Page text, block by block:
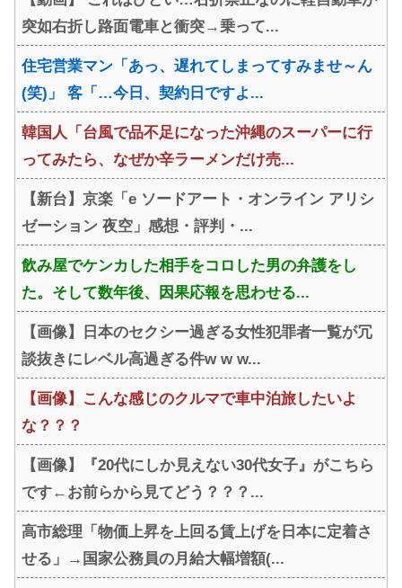
突如右折し路面電車と衝突→乗って...
住宅営業マン「あっ、遅れてしまってすみませ～ん
(笑)」 客「…今日、契約日ですよ...
韓国人「台風で品不足になった沖縄のスーパーに行
ってみたら、なぜか辛ラーメンだけ売...
【新台】京楽「e ソードアート・オンライン アリシ
ゼーション 夜空」感想・評判・...
飲み屋でケンカした相手をコロした男の弁護をし
た。そして数年後、因果応報を思わせる...
【画像】日本のセクシー過ぎる女性犯罪者一覧が冗
談抜きにレベル高過ぎる件w w w...
【画像】こんな感じのクルマで車中泊旅したいよ
な？？？
【画像】『20代にしか見えない30代女子』がこちら
です←お前らから見てどう？？？...
高市総理「物価上昇を上回る賃上げを日本に定着さ
せる」→国家公務員の月給大幅増額(...